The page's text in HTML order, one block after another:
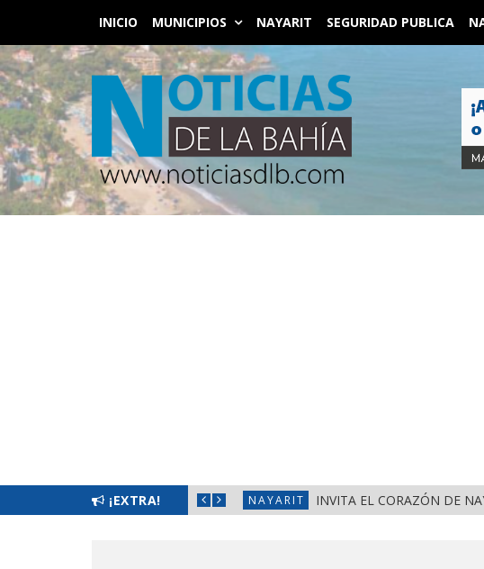
INICIO MUNICIPIOS NAYARIT SEGURIDAD PUBLICA
¡EXTRA!
2026» EN LA PRIMAVERA NAYARIT INVITA EL CORAZÓN DE